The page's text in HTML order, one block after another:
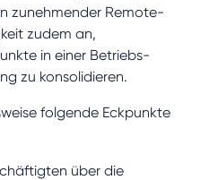
zunehmender Remote-
zudem an,
in einer Betriebs-
zu konsolidieren.
folgende Eckpunkte
über die